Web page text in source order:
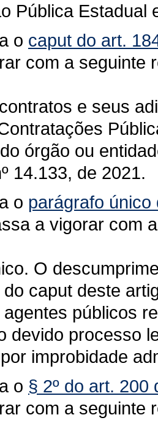
Pública Estadual
o caput do art.
com a seguinte
e seus
órgão ou
14.133, de 2021.
o parágrafo único
a vigorar com
O
caput deste
públicos
devido processo
improbidade
o § 2º do art. 200
com a seguinte